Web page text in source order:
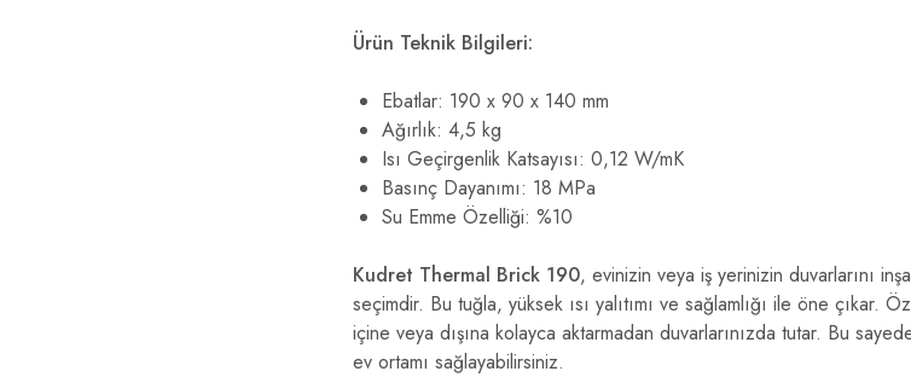
Ürün Teknik Bilgileri:
Ebatlar: 190 x 90 x 140 mm
Ağırlık: 4,5 kg
Isı Geçirgenlik Katsayısı: 0,12 W/mK
Basınç Dayanımı: 18 MPa
Su Emme Özelliği: %10
Kudret Thermal Brick 190, evinizin veya iş yerinizin duvarlarını
seçimdir. Bu tuğla, yüksek ısı yalıtımı ve sağlamlığı ile öne çıkar.
içine veya dışına kolayca aktarmadan duvarlarınızda tutar. Bu
ev ortamı sağlayabilirsiniz.